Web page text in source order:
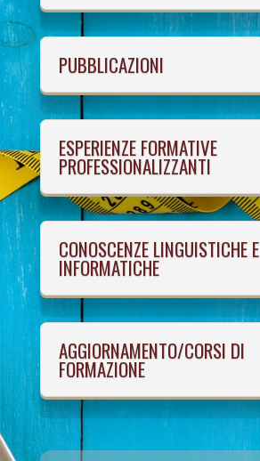
PUBBLICAZIONI
ESPERIENZE FORMATIVE
PROFESSIONALIZZANTI
CONOSCENZE LINGUISTICHE E
INFORMATICHE
AGGIORNAMENTO/CORSI DI
FORMAZIONE